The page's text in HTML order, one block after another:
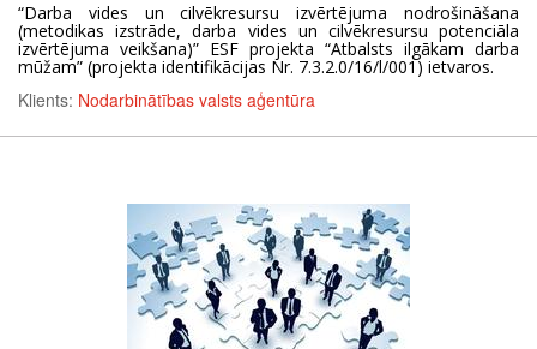
“Darba vides un cilvēkresursu izvērtējuma nodrošināšana
(metodikas izstrāde, darba vides un cilvēkresursu potenciāla
izvērtējuma veikšana)” ESF projekta “Atbalsts ilgākam darba
mūžam” (projekta identifikācijas Nr. 7.3.2.0/16/l/001) ietvaros.
Klients: Nodarbinātības valsts aģentūra